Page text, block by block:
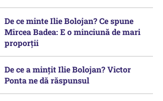
De ce minte Ilie Bolojan? Ce spune
Mircea Badea: E o minciună de mari
proporții
De ce a mințit Ilie Bolojan? Victor
Ponta ne dă răspunsul